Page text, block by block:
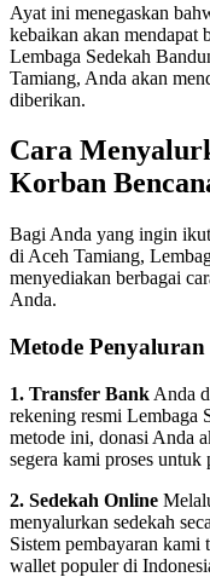
Ayat ini menegaskan
kebaikan akan mendapat
Lembaga Sedekah
Tamiang, Anda akan
diberikan.
Cara
Korban
Bagi Anda yang ingin
di Aceh Tamiang,
menyediakan berbagai
Anda.
Metode Penyaluran
1. Transfer Bank Anda
rekening resmi Lembaga
metode ini, donasi Anda
segera kami proses
2. Sedekah Online
menyalurkan sedekah
Sistem pembayaran kami
wallet populer di